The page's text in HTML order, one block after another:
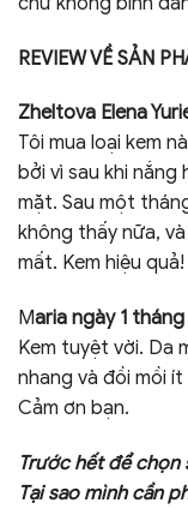
REVIEW VỀ SẢN
Zheltova Elena
Tôi mua loại kem
bởi vì sau khi
mặt. Sau một
không thấy nữa,
mất. Kem hiệu quả!
Maria ngày 1 tháng
Kem tuyệt vời. Da
nhang và đồi mồi
Cảm ơn bạn.
Trước hết để chọn
Tại sao mình cần